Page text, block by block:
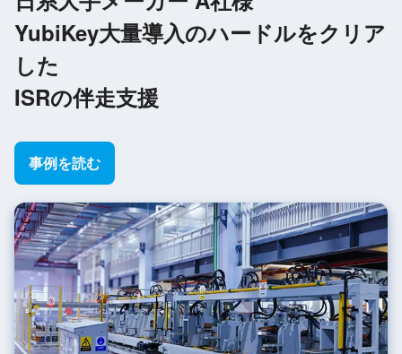
YubiKey大量導入のハードルをクリア
した
ISRの伴走支援
事例を読む